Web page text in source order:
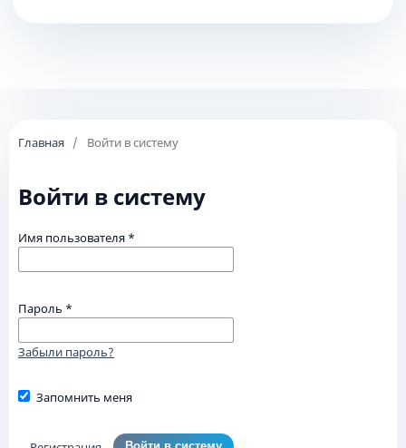
Главная / Войти в систему
Войти в систему
Имя пользователя *
Пароль *
Забыли пароль?
Запомнить меня